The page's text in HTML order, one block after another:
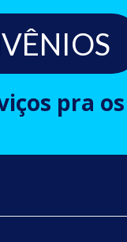
pra